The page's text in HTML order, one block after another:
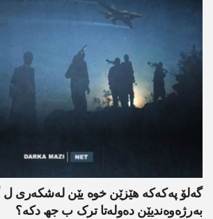
گەلۆ پەکەکە ھێزێن خوە یێن لەشکەری
بەرژەوەندیێن دەولەتا ترک ب جھ دکە؟